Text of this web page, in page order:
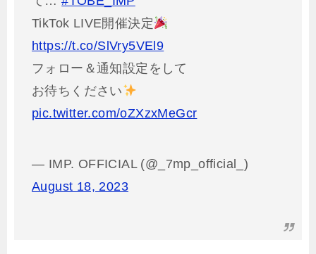
TikTok LIVE開催決定
https://t.co/SlVry5VEl9
フォロー＆通知設定をして
お待ちください
pic.twitter.com/oZXzxMeGcr
— IMP. OFFICIAL (@_7mp_official_)
August 18, 2023